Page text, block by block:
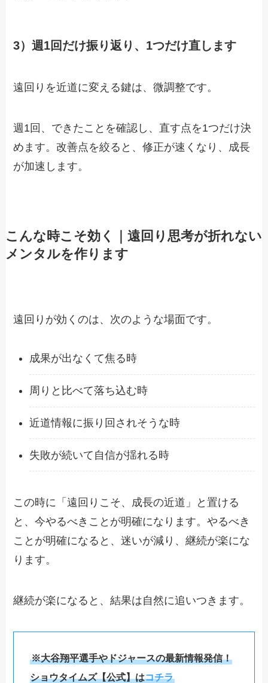
3）週1回だけ振り返り、1つだけ直します
遠回りを近道に変える鍵は、微調整です。
週1回、できたことを確認し、直す点を1つだけ決
めます。改善点を絞ると、修正が速くなり、成長
が加速します。
こんな時こそ効く｜遠回り思考が折れない
メンタルを作ります
遠回りが効くのは、次のような場面です。
成果が出なくて焦る時
周りと比べて落ち込む時
近道情報に振り回されそうな時
失敗が続いて自信が揺れる時
この時に「遠回りこそ、成長の近道」と置ける
と、今やるべきことが明確になります。やるべき
ことが明確になると、迷いが減り、継続が楽にな
ります。
継続が楽になると、結果は自然に追いつきます。
※大谷翔平選手やドジャースの最新情報発信！
ショウタイムズ【公式】はコチラ